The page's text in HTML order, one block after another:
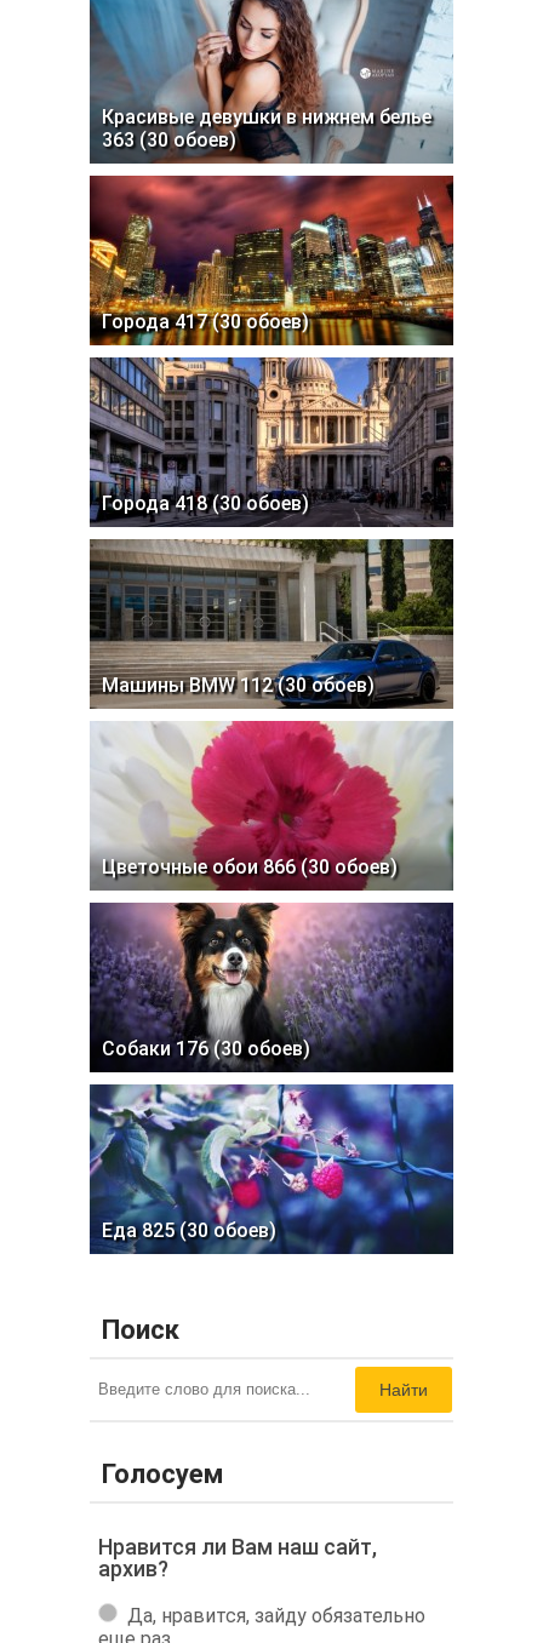
Красивые девушки в нижнем белье
363 (30 обоев)
Города 417 (30 обоев)
Города 418 (30 обоев)
Машины BMW 112 (30 обоев)
Цветочные обои 866 (30 обоев)
Собаки 176 (30 обоев)
Еда 825 (30 обоев)
Поиск
Найти
Голосуем
Нравится ли Вам наш сайт,
архив?
Да, нравится, зайду обязательно